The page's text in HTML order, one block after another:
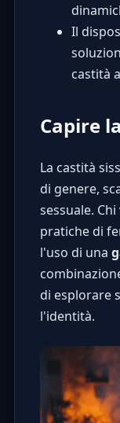
Il
castità
Capire
La castità
di genere,
sessuale.
pratiche di
l'uso di una
di esplorare
l'identità.